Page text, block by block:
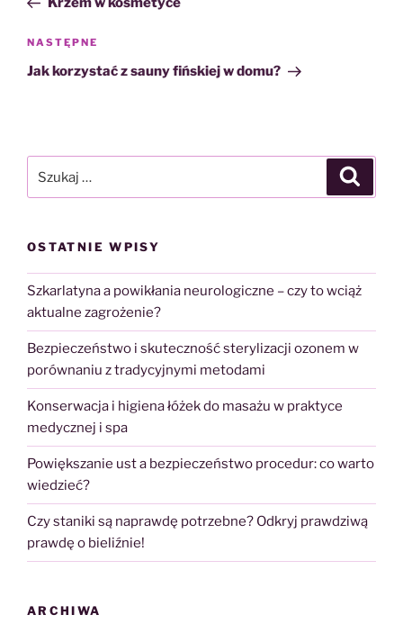
Następny
wpis
NASTĘPNE
Jak korzystać z sauny fińskiej w domu?
OSTATNIE WPISY
Szkarlatyna a powikłania neurologiczne – czy to wciąż
aktualne zagrożenie?
Bezpieczeństwo i skuteczność sterylizacji ozonem w
porównaniu z tradycyjnymi metodami
Konserwacja i higiena łóżek do masażu w praktyce
medycznej i spa
Powiększanie ust a bezpieczeństwo procedur: co warto
wiedzieć?
Czy staniki są naprawdę potrzebne? Odkryj prawdziwą
prawdę o bieliźnie!
ARCHIWA